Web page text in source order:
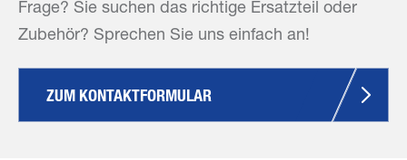
Frage? Sie suchen das richtige Ersatzteil oder
Zubehör? Sprechen Sie uns einfach an!
ZUM KONTAKTFORMULAR